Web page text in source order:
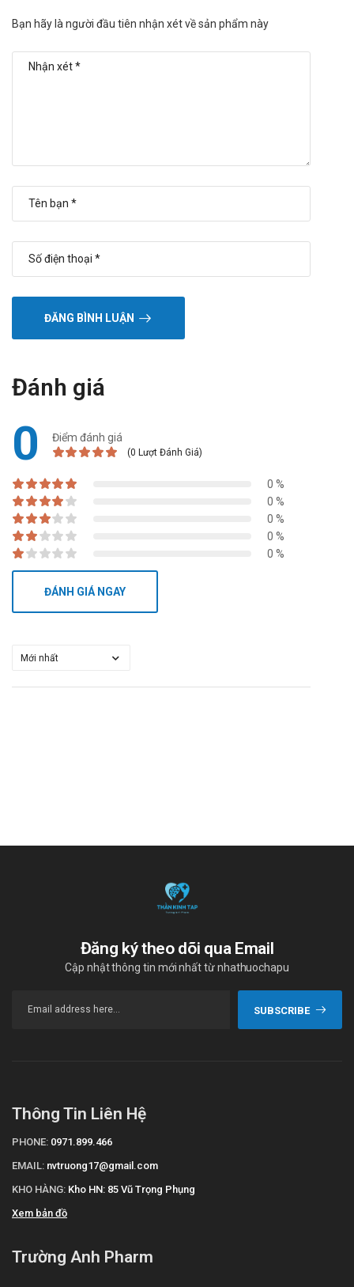
Bạn hãy là người đầu tiên nhận xét về sản phẩm này
ĐĂNG BÌNH LUẬN
Đánh giá
0 Điểm đánh giá
(0 Lượt Đánh Giá)
0 %
0 %
0 %
0 %
0 %
ĐÁNH GIÁ NGAY
Đăng ký theo dõi qua Email
Cập nhật thông tin mới nhất từ nhathuochapu
SUBSCRIBE
Thông Tin Liên Hệ
PHONE: 0971.899.466
EMAIL: nvtruong17@gmail.com
KHO HÀNG: Kho HN: 85 Vũ Trọng Phụng
Xem bản đồ
Trường Anh Pharm